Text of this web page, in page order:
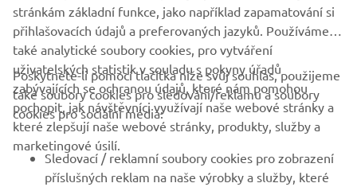
FIREMNÍ
B2B
VÍCE YAMAHA
stránkám základní funkce, jako například zapamatování si
přihlašovacích údajů a preferovaných jazyků. Používáme
také analytické soubory cookies, pro vytváření
uživatelských statistik v souladu s pokyny úřadů
zabývajících se ochranou údajů, které nám pomohou
pochopit, jak návštěvníci využívají naše webové stránky a
které zlepšují naše webové stránky, produkty, služby a
marketingové úsilí.
Poskytnete-li pomocí tlačítka níže svůj souhlas, použijeme
také soubory cookies pro sledování/reklamu a soubory
cookies pro sociální média:
Sledovací / reklamní soubory cookies pro zobrazení
příslušných reklam na naše výrobky a služby, které